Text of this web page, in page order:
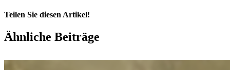
Teilen Sie diesen Artikel!
Facebook
X
WhatsApp
Pinterest
E-
Mail
Ähnliche Beiträge